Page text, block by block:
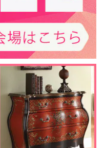
用いただきありがと
を頂戴しまして誠に
店でのお買い物にご
大変嬉しく存じま
れば幸いでございま
アウトレット128 / 23インチ 遠赤外線３D電気暖炉 シシリアンハーヴェスト アンティークアイボリー / 棚飾りの一部に歪み・補修跡あり / ロイドグランデ / 送料、開梱・組立・設置無料 / LLOYD GRANDE / ハイグレード電気暖炉シリーズ
ズなどが大丈夫か気にな